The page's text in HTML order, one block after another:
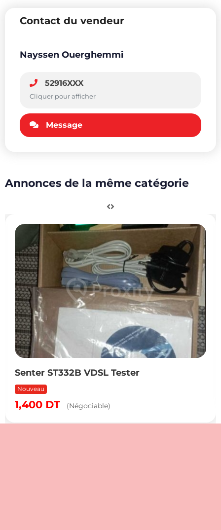
Contact du vendeur
Nayssen Ouerghemmi
52916XXX
Cliquer pour afficher
Message
Annonces de la même catégorie
Senter ST332B VDSL Tester
Nouveau
1,400 DT (Négociable)